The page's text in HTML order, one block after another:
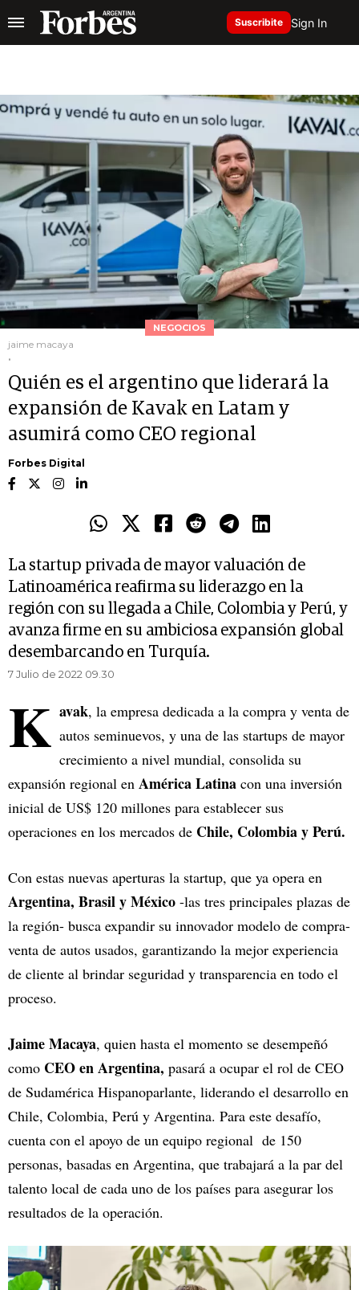
Suscribite Sign In
NEGOCIOS
jaime macaya
.
Quién es el argentino que liderará la
expansión de Kavak en Latam y
asumirá como CEO regional
Forbes Digital
La startup privada de mayor valuación de
Latinoamérica reafirma su liderazgo en la
región con su llegada a Chile, Colombia y Perú, y
avanza firme en su ambiciosa expansión global
desembarcando en Turquía.
7 Julio de 2022 09.30
K avak, la empresa dedicada a la compra y venta de
autos seminuevos, y una de las startups de mayor
crecimiento a nivel mundial, consolida su
expansión regional en América Latina con una inversión
inicial de US$ 120 millones para establecer sus
operaciones en los mercados de Chile, Colombia y Perú.
Con estas nuevas aperturas la startup, que ya opera en
Argentina, Brasil y México -las tres principales plazas de
la región- busca expandir su innovador modelo de compra-
venta de autos usados, garantizando la mejor experiencia
de cliente al brindar seguridad y transparencia en todo el
proceso.
Jaime Macaya, quien hasta el momento se desempeñó
como CEO en Argentina, pasará a ocupar el rol de CEO
de Sudamérica Hispanoparlante, liderando el desarrollo en
Chile, Colombia, Perú y Argentina. Para este desafío,
cuenta con el apoyo de un equipo regional de 150
personas, basadas en Argentina, que trabajará a la par del
talento local de cada uno de los países para asegurar los
resultados de la operación.